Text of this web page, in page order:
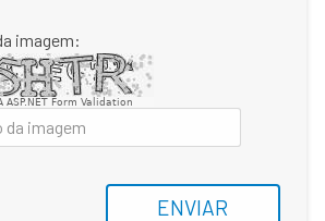
imagem:
ASP.NET Form Validation
ENVIAR